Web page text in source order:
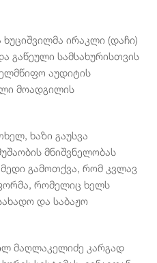
ირაკლი (დაჩი)
გაწეული სამსახურისთვის
აუდიტის
მოადგილის
ხაზი გაუსვა
მნიშვნელობას
გამოთქვა, რომ კვლავ
რომელიც ხელს
და საბაჟო
მაღლაკელიძე კარგად